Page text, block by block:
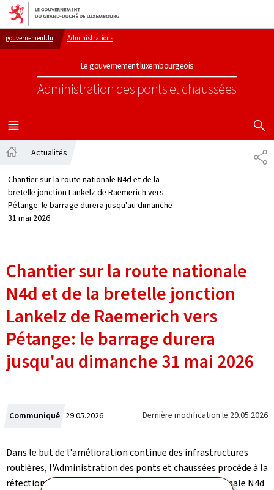
Aller au menu principal
Aller au contenu
gouvernement.lu Administrations
Le gouvernement luxembourgeois
Administration des ponts et chaussées
MENU
PRINCIPAL
Actualités
Chantier sur la route nationale N4d et de la
bretelle jonction Lankelz de Raemerich vers
Pétange: le barrage durera jusqu'au dimanche
31 mai 2026
Chantier sur la route nationale
N4d et de la bretelle jonction
Lankelz de Raemerich vers
Pétange: le barrage durera
jusqu'au dimanche 31 mai 2026
Communiqué Crée
le
29.05.2026 Dernière modification le 29.05.2026
Dans le but de l'amélioration continue des infrastructures
routières, l'Administration des ponts et chaussées procède à la
réfection de la couche de roulement de la route nationale N4d